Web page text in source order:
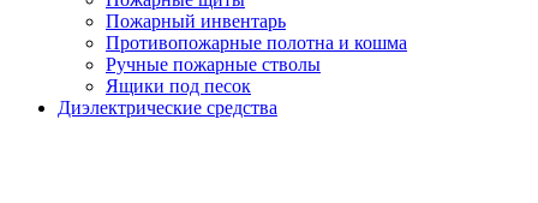
Пожарный инвентарь
Противопожарные полотна и кошма
Ручные пожарные стволы
Ящики под песок
Диэлектрические средства